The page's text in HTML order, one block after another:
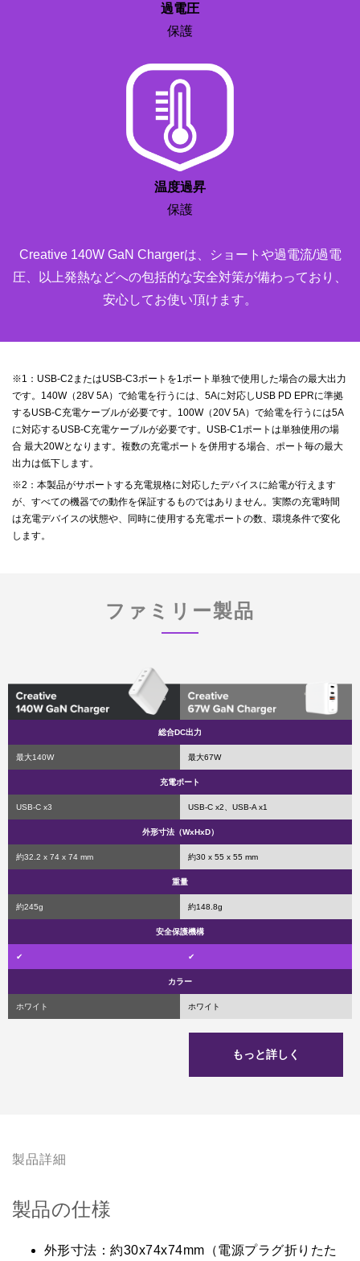
ステップ2：
折りたたんだACプラグに変換ACプラグを差し込みます。
ステップ3：
差し込んだ変換ACプラグを奥までしっかりと押し込みま
過電圧
保護
温度過昇
保護
Creative 140W GaN Chargerは、ショートや過電流/過電
圧、以上発熱などへの包括的な安全対策が備わっており、
安心してお使い頂けます。
※1：USB-C2またはUSB-C3ポートを1ポート単独で使用した場合の最大出力
です。140W（28V 5A）で給電を行うには、5Aに対応しUSB PD EPRに準拠
するUSB-C充電ケーブルが必要です。100W（20V 5A）で給電を行うには5A
に対応するUSB-C充電ケーブルが必要です。USB-C1ポートは単独使用の場
合 最大20Wとなります。複数の充電ポートを併用する場合、ポート毎の最大
出力は低下します。
※2：本製品がサポートする充電規格に対応したデバイスに給電が行えます
が、すべての機器での動作を保証するものではありません。実際の充電時間
は充電デバイスの状態や、同時に使用する充電ポートの数、環境条件で変化
します。
ファミリー製品
総合DC出力
最大140W 最大67W
充電ポート
USB-C x3 USB-C x2、USB-A x1
外形寸法（WxHxD）
約32.2 x 74 x 74 mm 約30 x 55 x 55 mm
重量
約245g 約148.8g
安全保護機構
✔ ✔
カラー
ホワイト ホワイト
もっと詳しく
製品詳細
製品の仕様
外形寸法：約30x74x74mm（電源プラグ折りたた